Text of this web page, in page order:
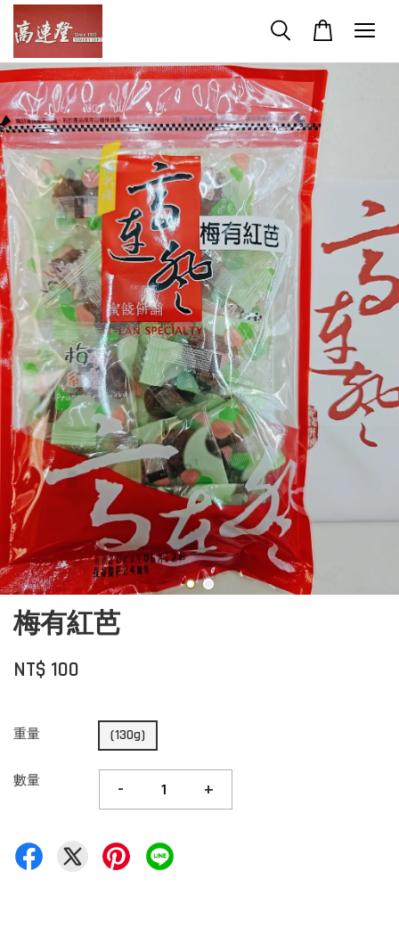
梅有紅芭
NT$ 100
重量 (130g)
數量 - +